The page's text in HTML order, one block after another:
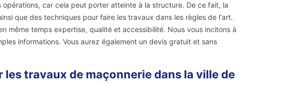
car cela peut porter atteinte à la structure. De ce fait, la
que des techniques pour faire les travaux dans les règles de l'art.
même temps expertise, qualité et accessibilité. Nous vous incitons à
informations. Vous aurez également un devis gratuit et sans
travaux de maçonnerie dans la ville de